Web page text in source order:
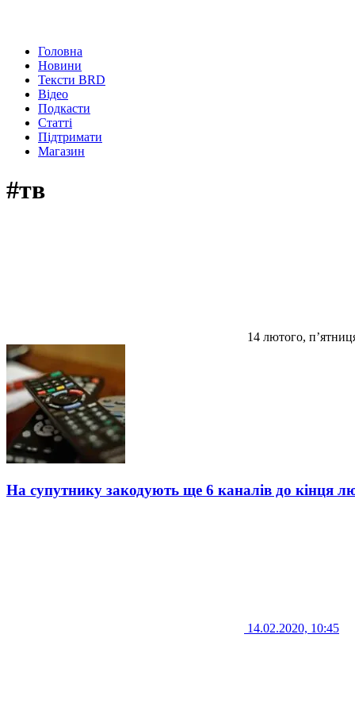
Головна
Новини
Тексти BRD
Відео
Подкасти
Статті
Підтримати
Магазин
#тв
14 лютого,
На супутнику закодують ще 6 каналів до кінця
14.02.2020, 10:45